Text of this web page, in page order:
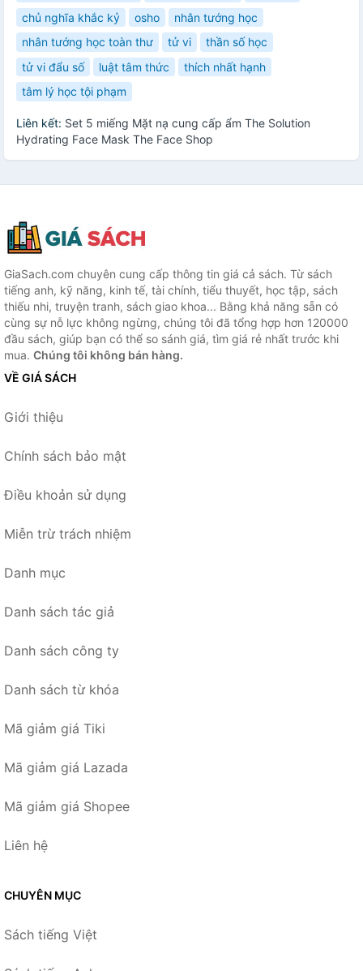
chủ nghĩa khắc kỷ
osho
nhân tướng học
nhân tướng học toàn thư
tử vi
thần số học
tử vi đẩu số
luật tâm thức
thích nhất hạnh
tâm lý học tội phạm
Liên kết: Set 5 miếng Mặt nạ cung cấp ẩm The Solution
Hydrating Face Mask The Face Shop
GiaSach.com chuyên cung cấp thông tin giá cả sách. Từ sách
tiếng anh, kỹ năng, kinh tế, tài chính, tiểu thuyết, học tập, sách
thiếu nhi, truyện tranh, sách giao khoa... Bằng khả năng sẵn có
cùng sự nỗ lực không ngừng, chúng tôi đã tổng hợp hơn 120000
đầu sách, giúp bạn có thể so sánh giá, tìm giá rẻ nhất trước khi
mua. Chúng tôi không bán hàng.
VỀ GIÁ SÁCH
Giới thiệu
Chính sách bảo mật
Điều khoản sử dụng
Miễn trừ trách nhiệm
Danh mục
Danh sách tác giả
Danh sách công ty
Danh sách từ khóa
Mã giảm giá Tiki
Mã giảm giá Lazada
Mã giảm giá Shopee
Liên hệ
CHUYÊN MỤC
Sách tiếng Việt